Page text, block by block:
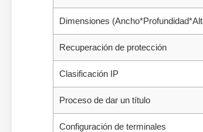
Dimensiones
Recuperación de protección
Clasificación IP
Proceso de dar un título
Configuración de terminales